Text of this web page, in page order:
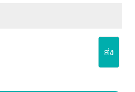
ส่ง